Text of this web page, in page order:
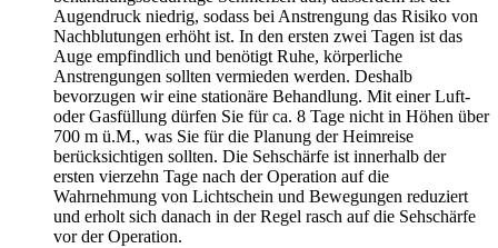
Augendruck niedrig, sodass bei Anstrengung das Risiko von
Nachblutungen erhöht ist. In den ersten zwei Tagen ist das
Auge empfindlich und benötigt Ruhe, körperliche
Anstrengungen sollten vermieden werden. Deshalb
bevorzugen wir eine stationäre Behandlung. Mit einer Luft-
oder Gasfüllung dürfen Sie für ca. 8 Tage nicht in Höhen über
700 m ü.M., was Sie für die Planung der Heimreise
berücksichtigen sollten. Die Sehschärfe ist innerhalb der
ersten vierzehn Tage nach der Operation auf die
Wahrnehmung von Lichtschein und Bewegungen reduziert
und erholt sich danach in der Regel rasch auf die Sehschärfe
vor der Operation.